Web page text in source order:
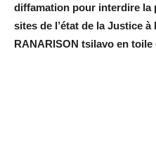
diffamation pour interdire
sites de l’état de la Justice à
RANARISON tsilavo en toile